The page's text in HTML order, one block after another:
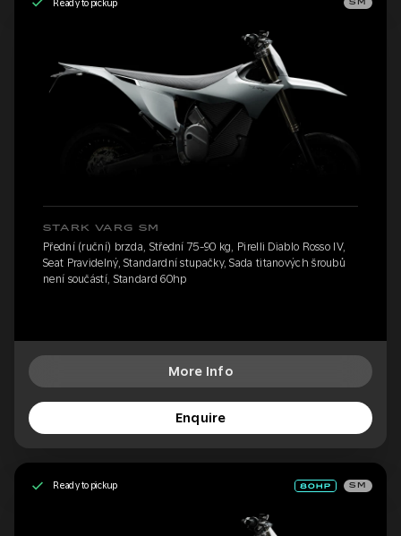
Ready to pickup SM
STARK VARG SM
Přední (ruční) brzda, Střední 75-90 kg, Pirelli Diablo Rosso IV,
Seat Pravidelný, Standardní stupačky, Sada titanových šroubů
není součástí, Standard 60hp
More Info
Enquire
Ready to pickup SM